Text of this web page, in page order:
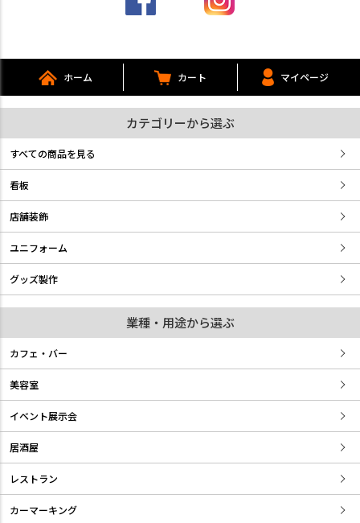
ホーム カート マイページ
カテゴリーから選ぶ
すべての商品を見る
看板
店舗装飾
ユニフォーム
グッズ製作
業種・用途から選ぶ
カフェ・バー
美容室
イベント展示会
居酒屋
レストラン
カーマーキング